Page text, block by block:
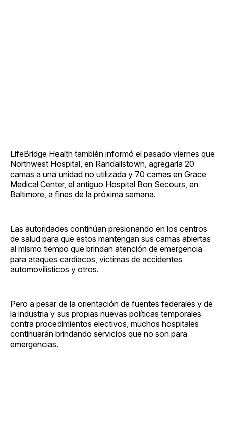
LifeBridge Health también informó el pasado viernes que
Northwest Hospital, en Randallstown, agregaría 20
camas a una unidad no utilizada y 70 camas en Grace
Medical Center, el antiguo Hospital Bon Secours, en
Baltimore, a fines de la próxima semana.
Las autoridades continúan presionando en los centros
de salud para que estos mantengan sus camas abiertas
al mismo tiempo que brindan atención de emergencia
para ataques cardíacos, víctimas de accidentes
automovilísticos y otros.
Pero a pesar de la orientación de fuentes federales y de
la industria y sus propias nuevas políticas temporales
contra procedimientos electivos, muchos hospitales
continuarán brindando servicios que no son para
emergencias.